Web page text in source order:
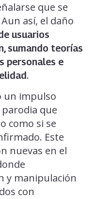
que se
así, el daño
usuarios
sumando teorías
personales e
.
un impulso
que
como si se
Este
nuevas en el
y manipulación
con